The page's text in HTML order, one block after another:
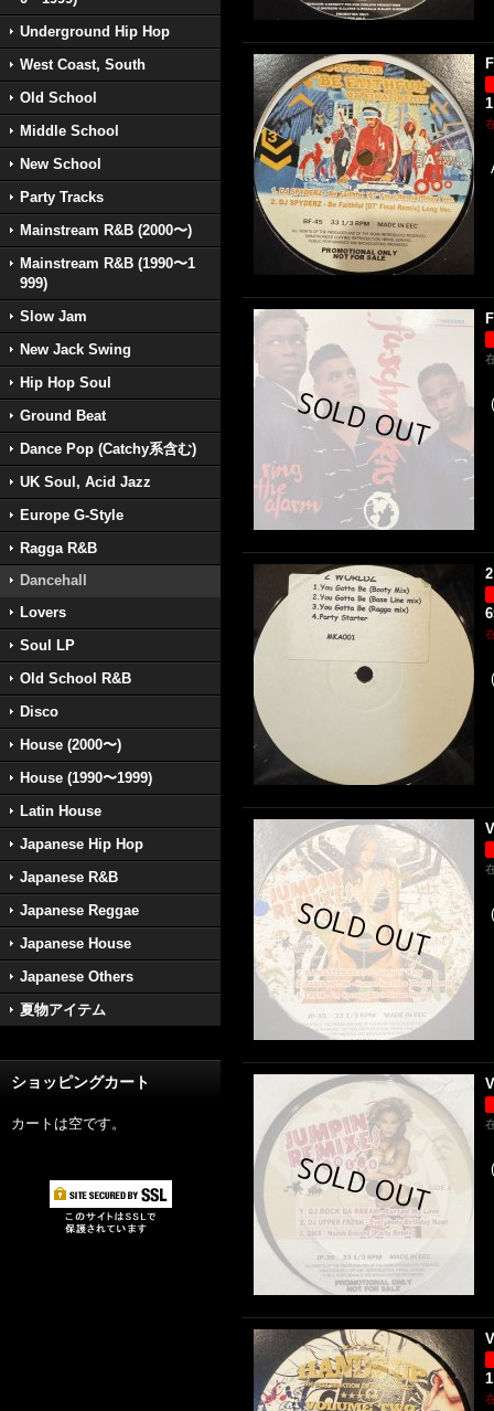
Underground Hip Hop
West Coast, South
Old School
Middle School
New School
Party Tracks
Mainstream R&B (2000〜)
Mainstream R&B (1990〜1
999)
Slow Jam
New Jack Swing
Hip Hop Soul
Ground Beat
Dance Pop (Catchy系含む)
UK Soul, Acid Jazz
Europe G-Style
Ragga R&B
Dancehall
Lovers
Soul LP
Old School R&B
Disco
House (2000〜)
House (1990〜1999)
Latin House
Japanese Hip Hop
Japanese R&B
Japanese Reggae
Japanese House
Japanese Others
夏物アイテム
ショッピングカート
カートは空です。